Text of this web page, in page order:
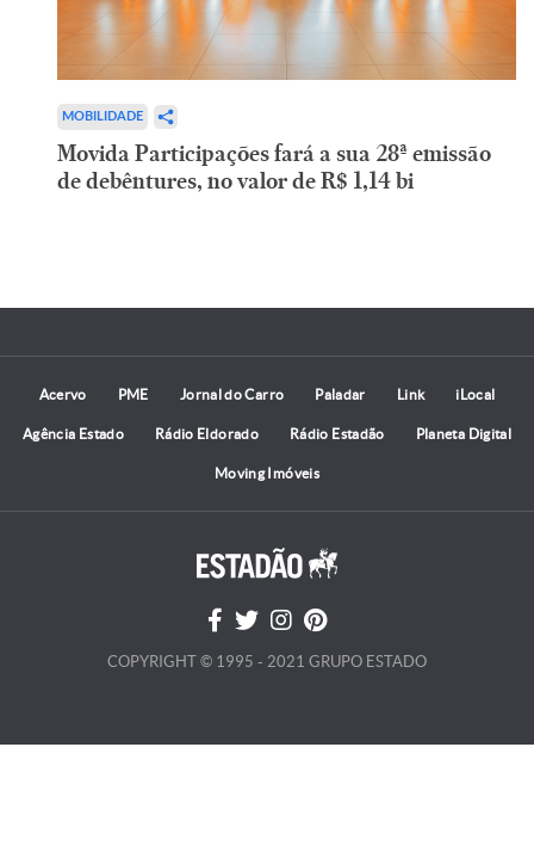
MOBILIDADE
Movida Participações fará a sua 28ª emissão
de debêntures, no valor de R$ 1,14 bi
Acervo PME Jornal do Carro Paladar Link iLocal
Agência Estado Rádio Eldorado Rádio Estadão Planeta Digital
Moving Imóveis
COPYRIGHT © 1995 - 2021 GRUPO ESTADO